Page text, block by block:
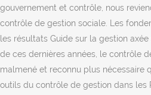
gouvernement et contrôle, nous
contrôle de gestion sociale. Les
les résultats Guide sur la gestion
de ces dernières années, le contrôle
malmené et reconnu plus nécessaire
outils du contrôle de gestion dans les